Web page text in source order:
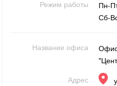
Режим работы
Пн-
Сб-
Название офиса
Адрес